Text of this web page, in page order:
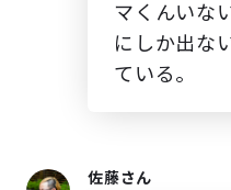
マくんいな
にしか出な
ている。
佐藤さん